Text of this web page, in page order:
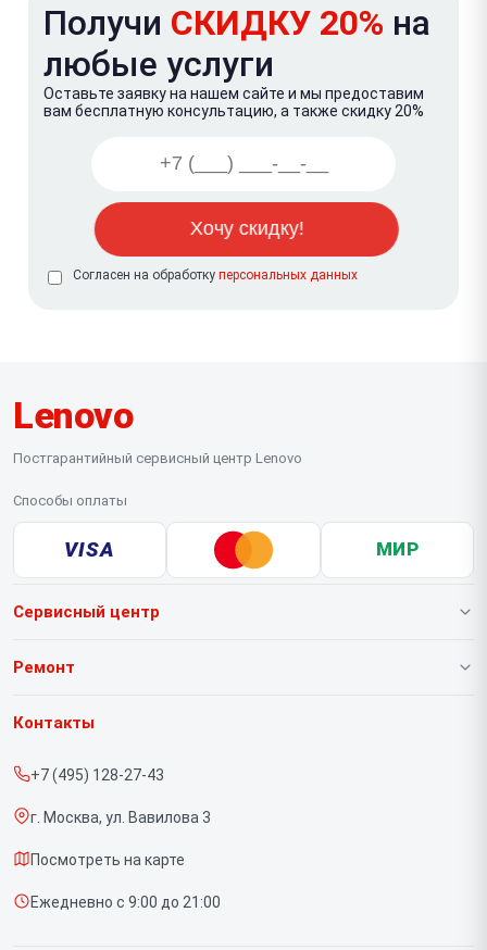
Получи СКИДКУ 20% на
любые услуги
Оставьте заявку на нашем сайте и мы предоставим
вам бесплатную консультацию, а также скидку 20%
Согласен на обработку персональных данных
Lenovo
Постгарантийный сервисный центр Lenovo
Способы оплаты
VISA МИР
Сервисный центр
О нашем сервисе
Срочный ремонт
Доставка и способы оплаты
Диагностика
Контакты
Ремонт
Ноутбуков
Контакты
+7 (495) 128-27-43
г. Москва, ул. Вавилова 3
Посмотреть на карте
Ежедневно с 9:00 до 21:00